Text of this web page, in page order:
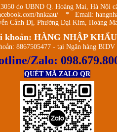
do UBND Q. Hoàng Mai, Hà Nội
hnkaau/
* Email:
Cảnh Dị, Phường Đại Kim, Hoàng
khoản: HÀNG NHẬP
8867505477 - tại Ngân hàng
Zalo:
QUÉT MÃ ZALO QR